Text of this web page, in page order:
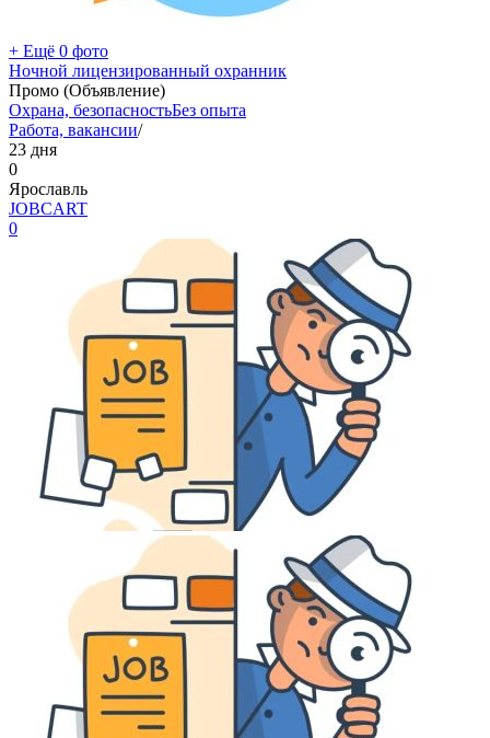
+ Ещё 0 фото
Ночной лицензированный охранник
Промо (Объявление)
Охрана, безопасностьБез опыта
Работа, вакансии/
23 дня
0
Ярославль
JOBCART
0